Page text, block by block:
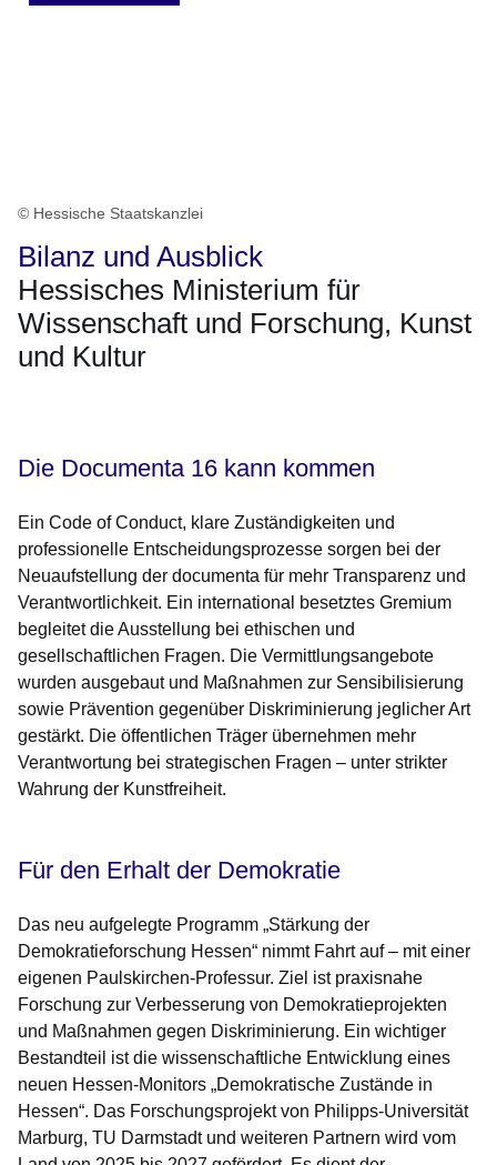
© Hessische Staatskanzlei
Bilanz und Ausblick
Hessisches Ministerium für
Wissenschaft und Forschung, Kunst
und Kultur
Die Documenta 16 kann kommen
Ein Code of Conduct, klare Zuständigkeiten und
professionelle Entscheidungsprozesse sorgen bei der
Neuaufstellung der documenta für mehr Transparenz und
Verantwortlichkeit. Ein international besetztes Gremium
begleitet die Ausstellung bei ethischen und
gesellschaftlichen Fragen. Die Vermittlungsangebote
wurden ausgebaut und Maßnahmen zur Sensibilisierung
sowie Prävention gegenüber Diskriminierung jeglicher Art
gestärkt. Die öffentlichen Träger übernehmen mehr
Verantwortung bei strategischen Fragen – unter strikter
Wahrung der Kunstfreiheit.
Für den Erhalt der Demokratie
Das neu aufgelegte Programm „Stärkung der
Demokratieforschung Hessen“ nimmt Fahrt auf – mit einer
eigenen Paulskirchen-Professur. Ziel ist praxisnahe
Forschung zur Verbesserung von Demokratieprojekten
und Maßnahmen gegen Diskriminierung. Ein wichtiger
Bestandteil ist die wissenschaftliche Entwicklung eines
neuen Hessen-Monitors „Demokratische Zustände in
Hessen“. Das Forschungsprojekt von Philipps-Universität
Marburg, TU Darmstadt und weiteren Partnern wird vom